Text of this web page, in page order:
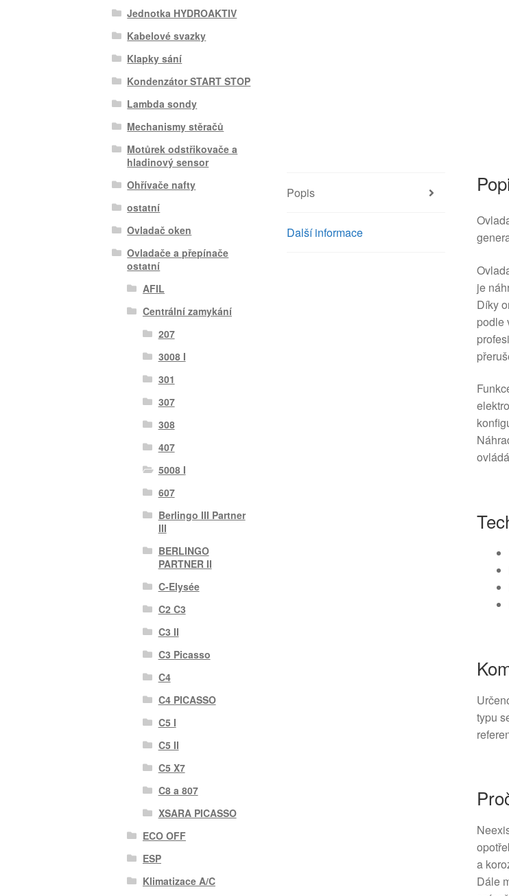
Popis
Další informace
je
Díky
podle
typu
a
Dále
Jednotka HYDROAKTIV
Kabelové svazky
Klapky sání
Kondenzátor START STOP
Lambda sondy
Mechanismy stěračů
Motůrek odstřikovače a
hladinový sensor
Ohřívače nafty
ostatní
Ovladač oken
Ovladače a přepínače
ostatní
AFIL
Centrální zamykání
207
3008 I
301
307
308
407
5008 I
607
Berlingo III Partner
III
BERLINGO
PARTNER II
C-Elysée
C2 C3
C3 II
C3 Picasso
C4
C4 PICASSO
C5 I
C5 II
C5 X7
C8 a 807
XSARA PICASSO
ECO OFF
ESP
Klimatizace A/C